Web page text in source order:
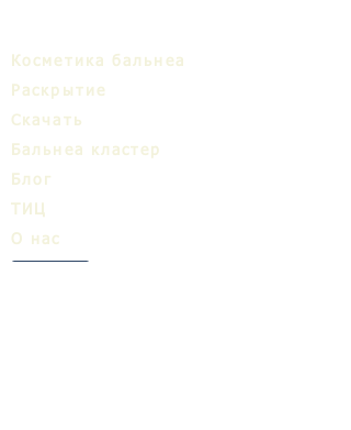
Косметика бальнеа
Раскрытие
Cкачать
Бальнеa кластер
Блог
ТИЦ
О нас